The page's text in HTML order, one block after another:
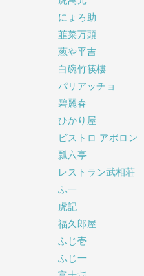
にょろ助
韮菜万頭
葱や平吉
白碗竹筷樓
パリアッチョ
碧麗春
ひかり屋
ビストロ アポロン
瓢六亭
レストラン武相荘
ふ一
虎記
福久郎屋
ふじ壱
ふじ一